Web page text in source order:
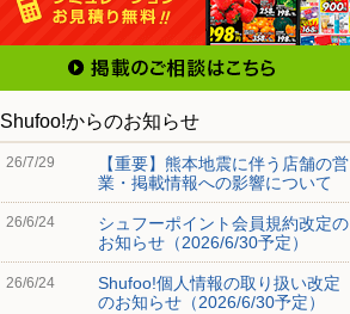
Shufoo!からのお知らせ
26/7/29
【重要】熊本地震に伴う店舗の営
業・掲載情報への影響について
26/6/24
シュフーポイント会員規約改定の
お知らせ（2026/6/30予定）
26/6/24
Shufoo!個人情報の取り扱い改定
のお知らせ（2026/6/30予定）